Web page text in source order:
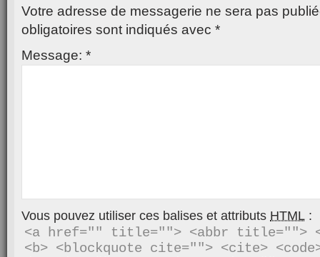
Votre adresse de messagerie ne sera pas
obligatoires sont indiqués avec *
Message: *
Vous pouvez utiliser ces balises et attributs HTML :
<a href="" title=""> <abbr title="">
<b> <blockquote cite=""> <cite>